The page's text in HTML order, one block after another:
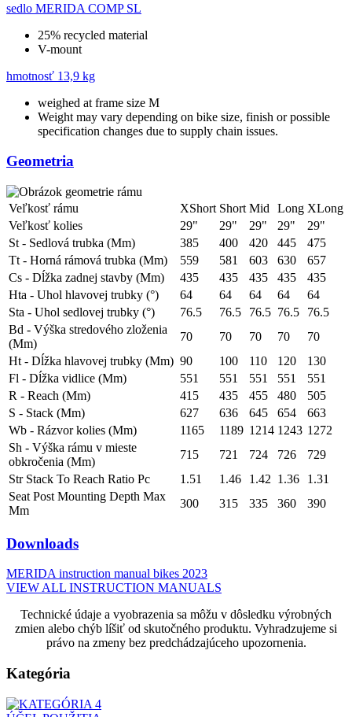
sedlo MERIDA COMP SL
25% recycled material
V-mount
hmotnosť 13,9 kg
weighed at frame size M
Weight may vary depending on bike size, finish or possible
specification changes due to supply chain issues.
Geometria
Veľkosť rámu XShort Short Mid Long XLong
Veľkosť kolies
29" 29" 29" 29"
29"
St - Sedlová trubka (Mm)
385 400 420 445
475
Tt - Horná rámová trubka (Mm)
559 581 603 630
657
Cs - Dĺžka zadnej stavby (Mm)
435 435 435 435
435
Hta - Uhol hlavovej trubky (°)
64 64 64 64
64
Sta - Uhol sedlovej trubky (°)
76.5 76.5 76.5 76.5
76.5
Bd - Výška stredového zloženia
(Mm)
70 70 70 70
70
Ht - Dĺžka hlavovej trubky (Mm) 90 100 110 120
130
Fl - Dĺžka vidlice (Mm)
551 551 551 551
551
R - Reach (Mm)
415 435 455 480
505
S - Stack (Mm)
627 636 645 654
663
Wb - Rázvor kolies (Mm)
1165 1189 1214 1243 1272
Sh - Výška rámu v mieste
obkročenia (Mm)
715 721 724 726
729
Str Stack To Reach Ratio Pc
1.51 1.46 1.42 1.36
1.31
Seat Post Mounting Depth Max
Mm
300 315 335 360 390
Downloads
MERIDA instruction manual bikes 2023
VIEW ALL INSTRUCTION MANUALS
Technické údaje a vyobrazenia sa môžu v dôsledku výrobných
zmien alebo chýb líšiť od skutočného produktu. Vyhradzujeme si
právo na zmeny bez predchádzajúceho upozornenia.
Kategória